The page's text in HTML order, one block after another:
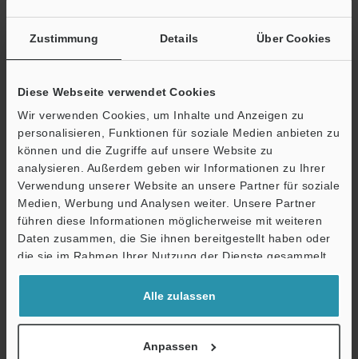
Zustimmung Details Über Cookies
Diese Webseite verwendet Cookies
Wir verwenden Cookies, um Inhalte und Anzeigen zu
personalisieren, Funktionen für soziale Medien anbieten zu
können und die Zugriffe auf unsere Website zu
analysieren. Außerdem geben wir Informationen zu Ihrer
Verwendung unserer Website an unsere Partner für soziale
Medien, Werbung und Analysen weiter. Unsere Partner
führen diese Informationen möglicherweise mit weiteren
Daten zusammen, die Sie ihnen bereitgestellt haben oder
die sie im Rahmen Ihrer Nutzung der Dienste gesammelt
haben.
Alle zulassen
Anpassen
Technische Leitfäden
Datenblatt (PDF)
CAD / CAE
Handbücher
Software
Support